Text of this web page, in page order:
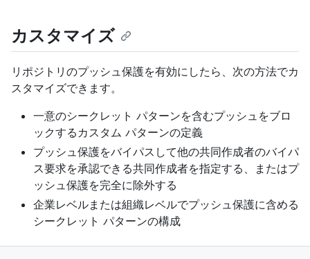
カスタマイズ
リポジトリのプッシュ保護を有効にしたら、次の方法でカ
スタマイズできます。
一意のシークレット パターンを含むプッシュをブロ
ックするカスタム パターンの定義
プッシュ保護をバイパスして他の共同作成者のバイパ
ス要求を承認できる共同作成者を指定する、またはプ
ッシュ保護を完全に除外する
企業レベルまたは組織レベルでプッシュ保護に含める
シークレット パターンの構成